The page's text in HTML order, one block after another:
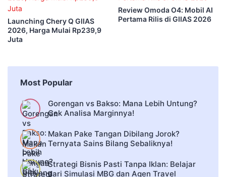
Launching Chery Q GIIAS
2026, Harga Mulai Rp239,9
Juta
Review Omoda O4: Mobil AI
Pertama Rilis di GIIAS 2026
Most Popular
Gorengan vs Bakso: Mana Lebih Untung?
Cek Analisa Marginnya!
Makan Pake Tangan Dibilang Jorok?
Ternyata Sains Bilang Sebaliknya!
Strategi Bisnis Pasti Tanpa Iklan: Belajar
dari Simulasi MBG dan Agen Travel